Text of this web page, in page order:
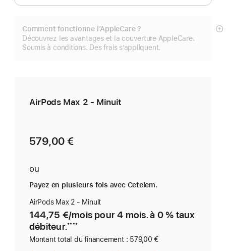
Comment fonctionne l’AppleCare ?
Découvrez les avantages et la couverture AppleCare.
Soumis à conditions. Des frais s’appliquent.
AirPods Max 2 - Minuit
579,00 €
ou
Payez en plusieurs fois avec Cetelem.
AirPods Max 2 - Minuit
144,75 €/par
mois pour 4 mois. à 0 % taux
débiteur.****
Montant total du financement : 579,00 €